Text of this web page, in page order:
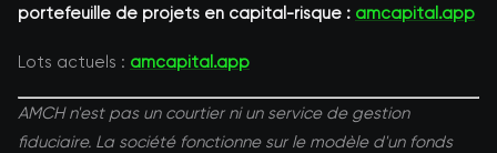
portefeuille de projets en capital-risque : amcapital.app
Lots actuels : amcapital.app
AMCH n'est pas un courtier ni un service de gestion
fiduciaire. La société fonctionne sur le modèle d'un fonds